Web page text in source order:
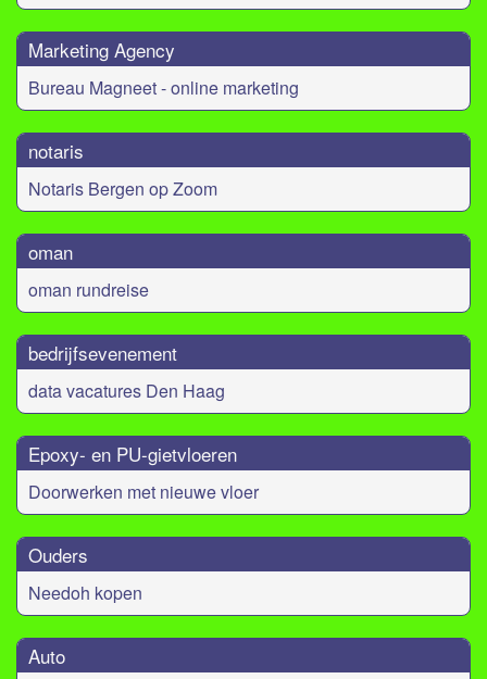
Marketing Agency
Bureau Magneet - online marketing
notaris
Notaris Bergen op Zoom
oman
oman rundreise
bedrijfsevenement
data vacatures Den Haag
Epoxy- en PU-gietvloeren
Doorwerken met nieuwe vloer
Ouders
Needoh kopen
Auto